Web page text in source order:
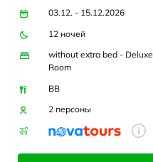
03.12. - 15.12.2026
12 ночей
without extra bed - Deluxe
Room
BB
2 персоны